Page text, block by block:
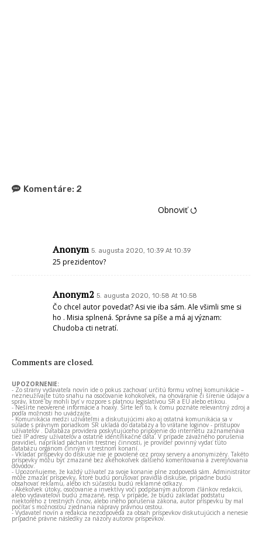
Komentáre: 2
Obnoviť ⭯
Anonym 5. augusta 2020, 10:39 At 10:39
25 prezidentov?
Anonym2 5. augusta 2020, 10:58 At 10:58
Čo chcel autor povedať? Asi vie iba sám. Ale všimli sme si
ho . Misia splnená. Správne sa píše a má aj význam:
Chudoba cti netratí.
Comments are closed.
UPOZORNENIE:
- Zo strany vydavateľa novín ide o pokus zachovať určitú formu voľnej komunikácie –
nezneužívajte túto snahu na osočovanie kohokoľvek, na ohováranie či šírenie údajov a
správ, ktoré by mohli byť v rozpore s platnou legislatívou SR a EÚ alebo etikou.
- Nešírte neoverené informácie a hoaxy. Šírte len to, k čomu poznáte relevantný zdroj a
podľa možnosti ho uvádzajte.
- Komunikácia medzi užívateľmi a diskutujúcimi ako aj ostatná komunikácia sa v
súlade s právnym poriadkom SR ukladá do databázy a to vrátane loginov - prístupov
užívateľov . Databáza providera poskytujúceho pripojenie do internetu zaznamenáva
tiež IP adresy užívateľov a ostatné identifikačné dáta. V prípade závažného porušenia
pravidiel, napríklad páchaním trestnej činnosti, je provider povinný vydať túto
databázu orgánom činným v trestnom konaní.
- Vkladať príspevky do diskusie nie je povolené cez proxy servery a anonymizéry. Takéto
príspevky môžu byť zmazané bez akéhokoľvek ďalšieho komentovania a zverejňovania
dôvodov.
- Upozorňujeme, že každý užívateľ za svoje konanie plne zodpovedá sám. Administrátor
môže zmazať príspevky, ktoré budú porušovať pravidlá diskusie, prípadne budú
obsahovať reklamu, alebo ich súčasťou budú reklamné odkazy.
- Akékoľvek útoky, osočovanie a invektívy voči podpísaným autorom článkov redakcii,
alebo vydavateľovi budú zmazané, resp. v prípade, že budú zakladať podstatu
niektorého z trestných činov, alebo iného porušenia zákona, autor príspevku by mal
počítať s možnosťou zjednania nápravy právnou cestou.
- Vydavateľ novín a redakcia nezodpovedá za obsah príspevkov diskutujúcich a nenesie
prípadné právne následky za názory autorov príspevkov.